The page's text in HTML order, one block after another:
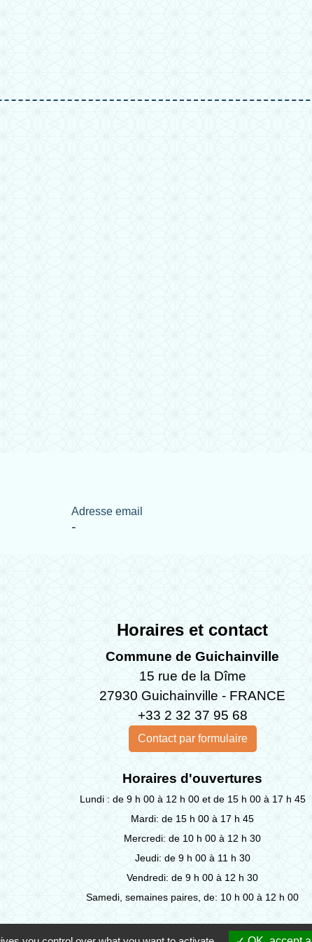
Adresse email
-
Horaires et contact
Commune de Guichainville
15 rue de la Dîme
27930 Guichainville - FRANCE
+33 2 32 37 95 68
Contact par formulaire
Horaires d'ouvertures
Lundi : de 9 h 00 à 12 h 00 et de 15 h 00 à 17 h 45
Mardi: de 15 h 00 à 17 h 45
Mercredi: de 10 h 00 à 12 h 30
Jeudi: de 9 h 00 à 11 h 30
Vendredi: de 9 h 00 à 12 h 30
Samedi, semaines paires, de: 10 h 00 à 12 h 00